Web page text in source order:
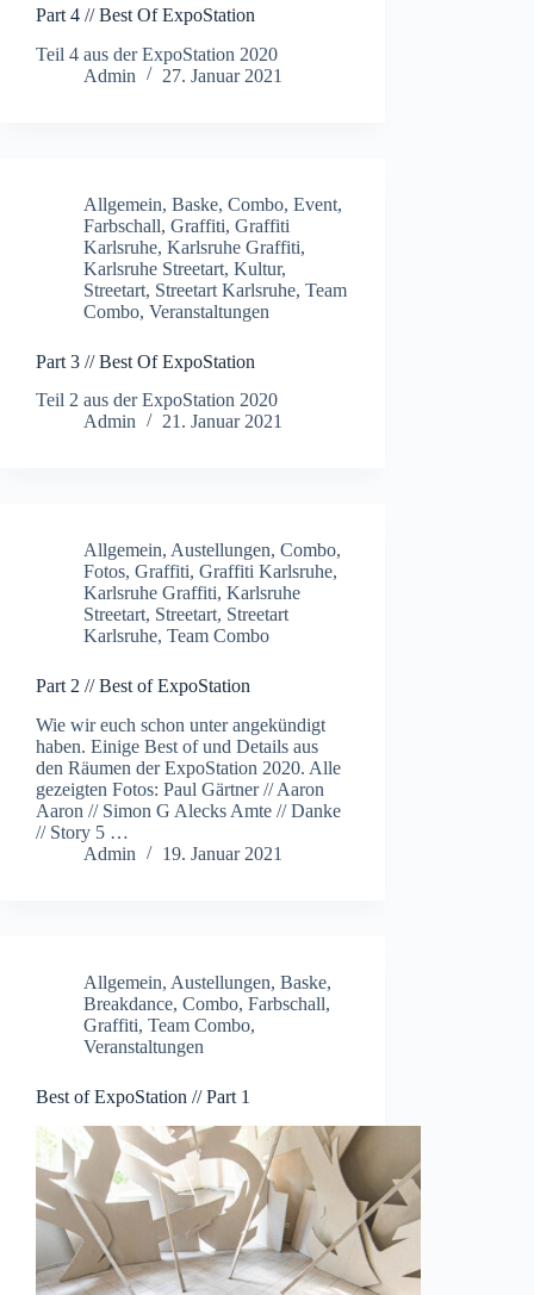
Part 4 // Best Of ExpoStation
Teil 4 aus der ExpoStation 2020
Admin
27. Januar 2021
Allgemein, Baske, Combo, Event,
Farbschall, Graffiti, Graffiti
Karlsruhe, Karlsruhe Graffiti,
Karlsruhe Streetart, Kultur,
Streetart, Streetart Karlsruhe, Team
Combo, Veranstaltungen
Part 3 // Best Of ExpoStation
Teil 2 aus der ExpoStation 2020
Admin
21. Januar 2021
Allgemein, Austellungen, Combo,
Fotos, Graffiti, Graffiti Karlsruhe,
Karlsruhe Graffiti, Karlsruhe
Streetart, Streetart, Streetart
Karlsruhe, Team Combo
Part 2 // Best of ExpoStation
Wie wir euch schon unter angekündigt
haben. Einige Best of und Details aus
den Räumen der ExpoStation 2020. Alle
gezeigten Fotos: Paul Gärtner // Aaron
Aaron // Simon G Alecks Amte // Danke
// Story 5 …
Admin
19. Januar 2021
Allgemein, Austellungen, Baske,
Breakdance, Combo, Farbschall,
Graffiti, Team Combo,
Veranstaltungen
Best of ExpoStation // Part 1